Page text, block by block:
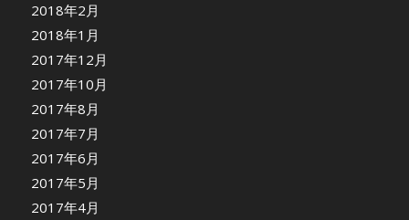
2018年2月
2018年1月
2017年12月
2017年10月
2017年8月
2017年7月
2017年6月
2017年5月
2017年4月